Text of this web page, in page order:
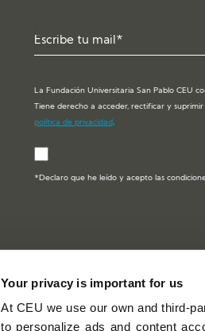
Your privacy is important for us
At CEU we use our own and third-
to personalize ads and content
La Fundación Universitaria San Pablo CEU
Tiene derecho a acceder, rectificar y
política de privacidad.
*Declaro que he leído y acepto las
Escuela de Negocios CEU
León